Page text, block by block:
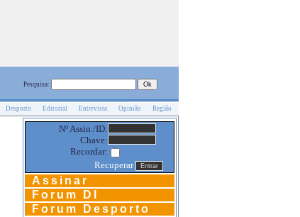
Pesquisa:
Desporto Editorial Entrevista Opinião Região
Nº Assin./ID:
Chave:
Recordar:
Recuperar
Assinar
Forum DI
Forum Desporto